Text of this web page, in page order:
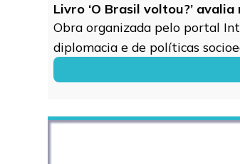
Livro ‘O Brasil voltou?’
Obra organizada pelo portal
diplomacia e de políticas